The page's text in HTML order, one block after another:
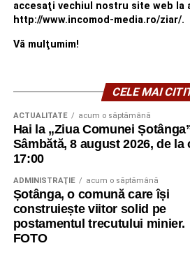
accesaţi vechiul nostru site web la
http://www.incomod-media.ro/ziar/.
Vă mulţumim!
CELE MAI
ACTUALITATE acum o săptămână
Hai la „Ziua Comunei
Sâmbătă, 8 august 2026, de la
17:00
ADMINISTRAŢIE acum o săptămână
Șotânga, o comună care își
construiește viitor solid pe
postamentul trecutului minier.
FOTO